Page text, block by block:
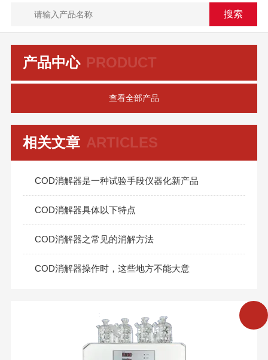
PRODUCT
产品中心
查看全部产品
ARTICLES
相关文章
COD消解器是一种试验手段仪器化新产品
COD消解器具体以下特点
COD消解器之常见的消解方法
COD消解器操作时，这些地方不能大意